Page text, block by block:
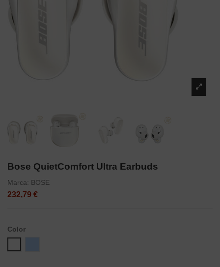
Bose QuietComfort Ultra Earbuds
Marca: BOSE
232,79 €
Color